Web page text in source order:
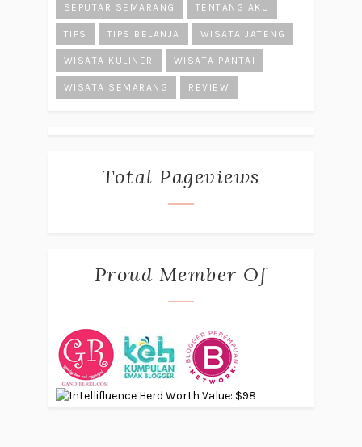
SEPUTAR SEMARANG TENTANG AKU
TIPS TIPS BELANJA WISATA JATENG
WISATA KULINER WISATA PANTAI
WISATA SEMARANG REVIEW
Total Pageviews
Proud Member Of